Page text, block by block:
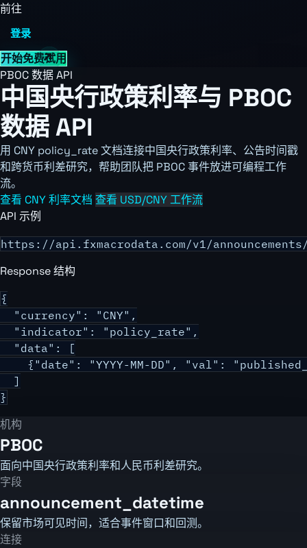
前往
登录
开始免费试用
PBOC 数据 API
中国央行政策利率与 PBOC
数据 API
用 CNY policy_rate 文档连接中国央行政策利率、公告时间戳
和跨货币利差研究，帮助团队把 PBOC 事件放进可编程工作
流。
查看 CNY 利率文档 查看 USD/CNY 工作流
API 示例
https://api.fxmacrodata.com/v1/announcements/
Response 结构
{
  "currency": "CNY",
  "indicator": "policy_rate",
  "data": [
{"date": "YYYY-MM-DD", "val":
  ]
}
机构
PBOC
面向中国央行政策利率和人民币利差研究。
字段
announcement_datetime
保留市场可见时间，适合事件窗口和回测。
连接